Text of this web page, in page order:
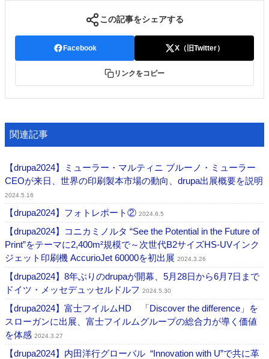
この記事をシェアする
Facebook X（旧Twitter）
リンクをコピー
関連記事
【drupa2024】ミューラー・マルティニ ブルーノ・ミューラー
CEOが来日、世界の印刷製本市場の動向、drupa出展概要を説明
2024.5.16
【drupa2024】フォトレポート② 2024.6.5
【drupa2024】コニカミノルタ “See the Potential in the Future of
Print”をテーマに2,400m²規模で～次世代B2サイズHS-UVインク
ジェット印刷機 AccurioJet 60000を初出展 2024.3.26
【drupa2024】8年ぶりのdrupaが開幕、5月28日から6月7日まで
ドイツ・メッセデュッセルドルフ 2024.5.30
【drupa2024】富士フイルムHD 「Discover the difference」を
スローガンに出展、富士フイルムグループの総合力が導く価値
を体感 2024.3.27
【drupa2024】内田洋行グローバル “Innovation with U”で共に革